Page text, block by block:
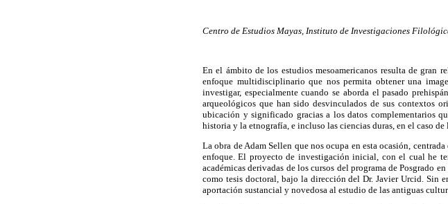
Centro de Estudios Mayas, Instituto de Investigaciones
En el ámbito de los estudios mesoamericanos resulta de gran
enfoque multidisciplinario que nos permita obtener una
investigar, especialmente cuando se aborda el pasado
arqueológicos que han sido desvinculados de sus contextos
ubicación y significado gracias a los datos complementarios
historia y la etnografía, e incluso las ciencias duras, en el caso
La obra de Adam Sellen que nos ocupa en esta ocasión,
enfoque. El proyecto de investigación inicial, con el cual he
académicas derivadas de los cursos del programa de Posgrado
como tesis doctoral, bajo la dirección del Dr. Javier Urcid. Sin
aportación sustancial y novedosa al estudio de las antiguas